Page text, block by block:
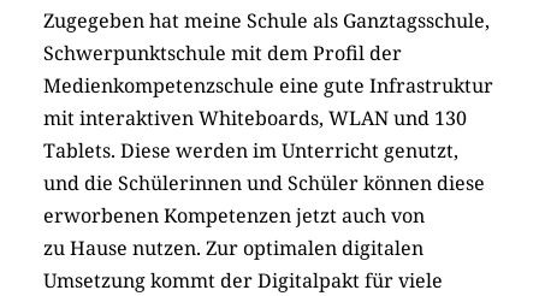
Zugegeben hat meine Schule als Ganztagsschule,
Schwerpunktschule mit dem Profil der
Medienkompetenzschule eine gute Infrastruktur
mit interaktiven Whiteboards, WLAN und 130
Tablets. Diese werden im Unterricht genutzt,
und die Schülerinnen und Schüler können diese
erworbenen Kompetenzen jetzt auch von
zu Hause nutzen. Zur optimalen digitalen
Umsetzung kommt der Digitalpakt für viele